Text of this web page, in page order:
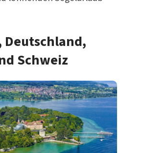
Deutschland,
Schweiz